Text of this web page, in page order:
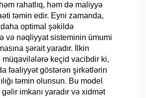
rahatlıq, həm də maliyyə
təmin edir. Eyni zamanda,
daha optimal şəkildə
və nəqliyyat sisteminin ümumi
şərait yaradır. İlkin
müqavilələrə keçid vacibdir ki,
fəaliyyət göstərən şirkətlərin
təmin olunsun. Bu model
gəlir imkanı yaradır və xidmət